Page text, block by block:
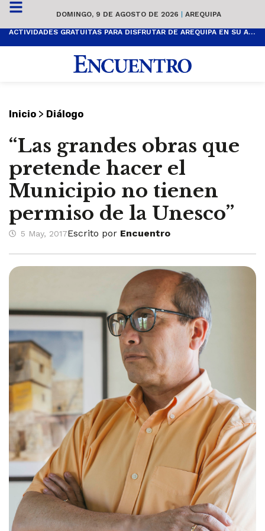
DOMINGO, 9 DE AGOSTO DE 2026 | AREQUIPA
ACTIVIDADES GRATUITAS PARA DISFRUTAR DE AREQUIPA EN SU ANIVERSARIO
Inicio > Diálogo
“Las grandes obras que
pretende hacer el
Municipio no tienen
permiso de la Unesco”
5 May, 2017Escrito por Encuentro